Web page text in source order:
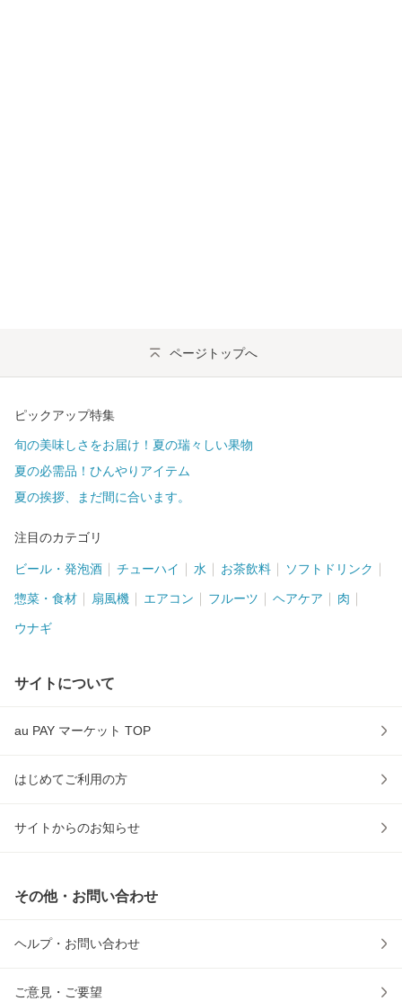
ページトップへ
ピックアップ特集
旬の美味しさをお届け！夏の瑞々しい果物
夏の必需品！ひんやりアイテム
夏の挨拶、まだ間に合います。
注目のカテゴリ
ビール・発泡酒 チューハイ 水 お茶飲料 ソフトドリンク
惣菜・食材 扇風機 エアコン フルーツ ヘアケア 肉
ウナギ
サイトについて
au PAY マーケット TOP
はじめてご利用の方
サイトからのお知らせ
その他・お問い合わせ
ヘルプ・お問い合わせ
ご意見・ご要望